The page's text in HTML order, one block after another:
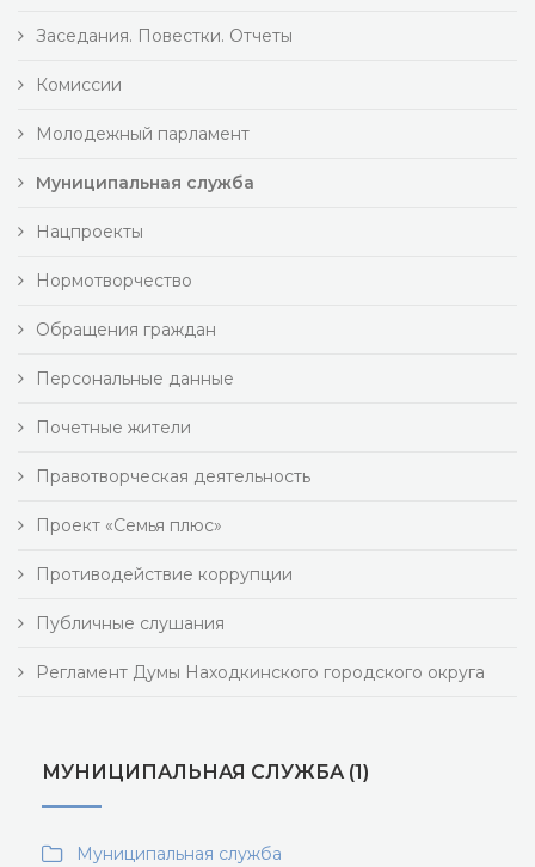
Заседания. Повестки. Отчеты
Комиссии
Молодежный парламент
Муниципальная служба
Нацпроекты
Нормотворчество
Обращения граждан
Персональные данные
Почетные жители
Правотворческая деятельность
Проект «Семья плюс»
Противодействие коррупции
Публичные слушания
Регламент Думы Находкинского городского округа
МУНИЦИПАЛЬНАЯ СЛУЖБА (1)
Муниципальная служба